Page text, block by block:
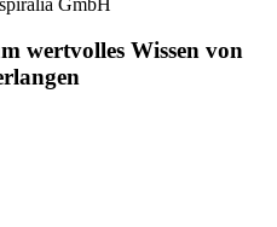
wertvolles Wissen von